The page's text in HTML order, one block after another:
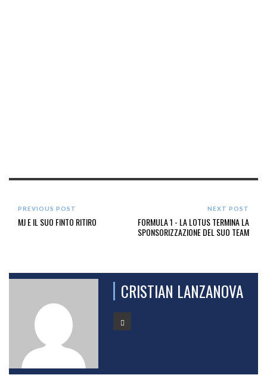
PREVIOUS POST
MJ E IL SUO FINTO RITIRO
NEXT POST
FORMULA 1 - LA LOTUS TERMINA LA
SPONSORIZZAZIONE DEL SUO TEAM
CRISTIAN LANZANOVA